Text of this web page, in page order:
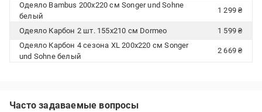
Одеяло Bambus 200x220 см Songer und Sohne
белый
1 299 ₴
Одеяло Карбон 2 шт. 155х210 см Dormeo
1 599 ₴
Одеяло Карбон 4 сезона XL 200x220 см Songer
und Sohne белый
2 669 ₴
Часто задаваемые вопросы